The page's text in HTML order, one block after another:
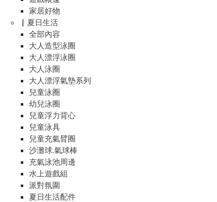
家居好物
▏夏日生活
全部內容
大人造型泳圈
大人漂浮泳圈
大人泳圈
大人漂浮氣墊系列
兒童泳圈
幼兒泳圈
兒童浮力背心
兒童泳具
兒童充氣臂圈
沙灘球.氣球棒
充氣泳池周邊
水上遊戲組
派對氛圍
夏日生活配件